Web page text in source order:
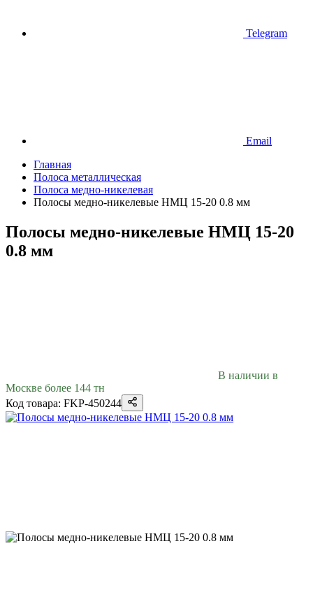
Telegram
Email
Главная
Полоса металлическая
Полоса медно-никелевая
Полосы медно-никелевые НМЦ 15-20 0.8 мм
Полосы медно-никелевые НМЦ 15-20
0.8 мм
В наличии в
Москве более 144 тн
Код товара: FKP-450244